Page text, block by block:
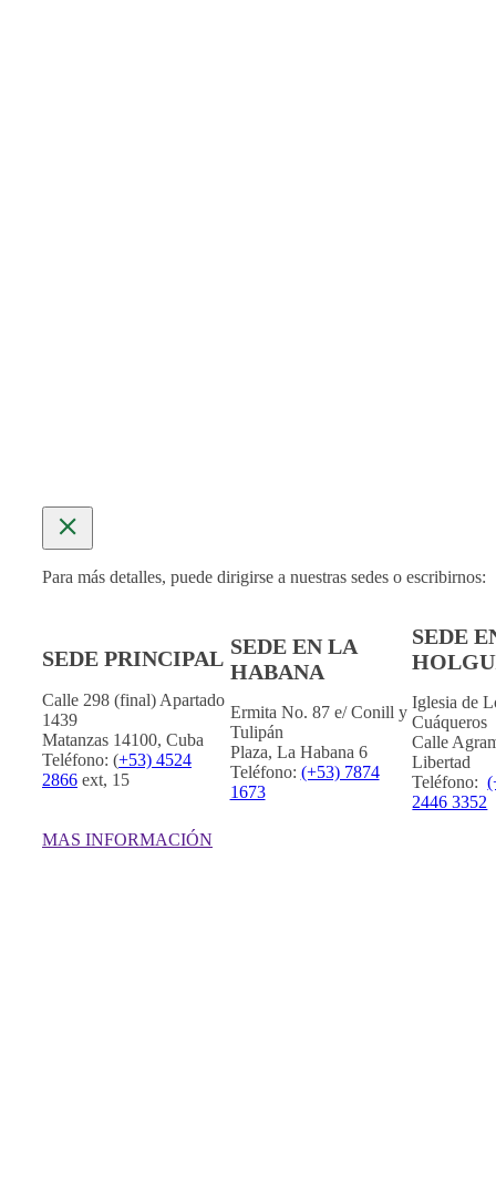
Para más detalles, puede dirigirse a nuestras sedes o escribirnos:
SEDE PRINCIPAL
Calle 298 (final) Apartado
1439
Matanzas 14100, Cuba
Teléfono: (+53) 4524
2866 ext, 15
SEDE EN LA
HABANA
Ermita No. 87 e/ Conill y
Tulipán
Plaza, La Habana 6
Teléfono: (+53) 7874
1673
SEDE
Iglesia de
Cuáqueros
Calle
Libertad
Teléfono:
2446 3352
MAS INFORMACIÓN